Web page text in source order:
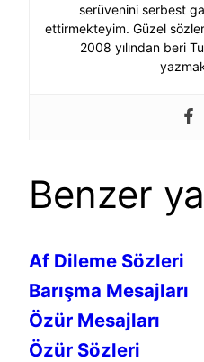
serüvenini serbest
ettirmekteyim. Güzel
2008 yılından beri
Benzer
Af Dileme Sözleri
Barışma Mesajları
Özür Mesajları
Özür Sözleri